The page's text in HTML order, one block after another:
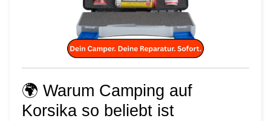
🌍 Warum Camping auf
Korsika so beliebt ist